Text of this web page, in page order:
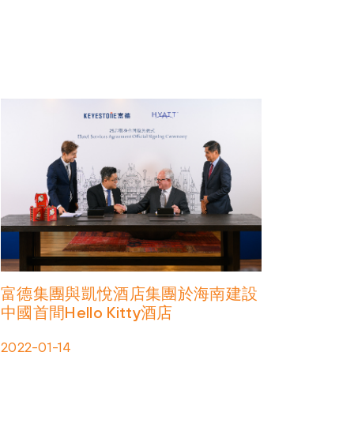
富德集團與凱悅酒店集團於海南建設
中國首間Hello Kitty酒店
2022-01-14